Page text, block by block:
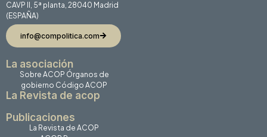
CAVP II, 5ª planta, 28040 Madrid
(ESPAÑA)
info@compolitica.com
La asociación
Sobre ACOP Órganos de
gobierno Código ACOP
La Revista de acop
Publicaciones
La Revista de ACOP